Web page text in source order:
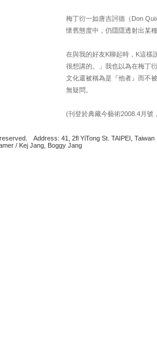
梅丁衍一如唐吉訶德（Don
懷舊態度中，仍隱隱透射出某
在與我的好友K聊起時，K這
很想講的。」我也以為在梅丁
文化還被稱為是『他者』而不
無疑問。
(刊登於典藏今藝術2008.4月號
Address: 41, 2fl YiTong St. TAIPEI, Taiwan
/ Kej Jang, Boggy Jang